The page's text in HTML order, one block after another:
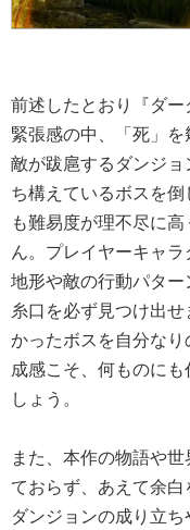
前述したとおり『ダ
緊張感の中、「死」
敵が跋扈するダンジ
ち構えているボスを
も難易度が理不尽に
ん。プレイヤーキャ
地形や敵の行動パタ
糸口を必ず見つけ出
かったボスを自分な
成感こそ、何ものに
しょう。
また、本作の物語や
ておらず、あえて余白
ダンジョンの成り立